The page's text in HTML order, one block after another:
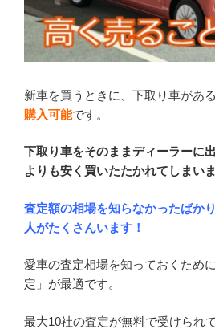
新車を買うときに、下取り車があ
購入可能です。
下取り車をそのままディーラーに
よりも安く買いたたかれてしまい
査定額の相場を知らなかったばか
人がたくさんいます！
愛車の査定相場を知っておくため
定 」が最適です。
最大10社の査定が無料で受けられ